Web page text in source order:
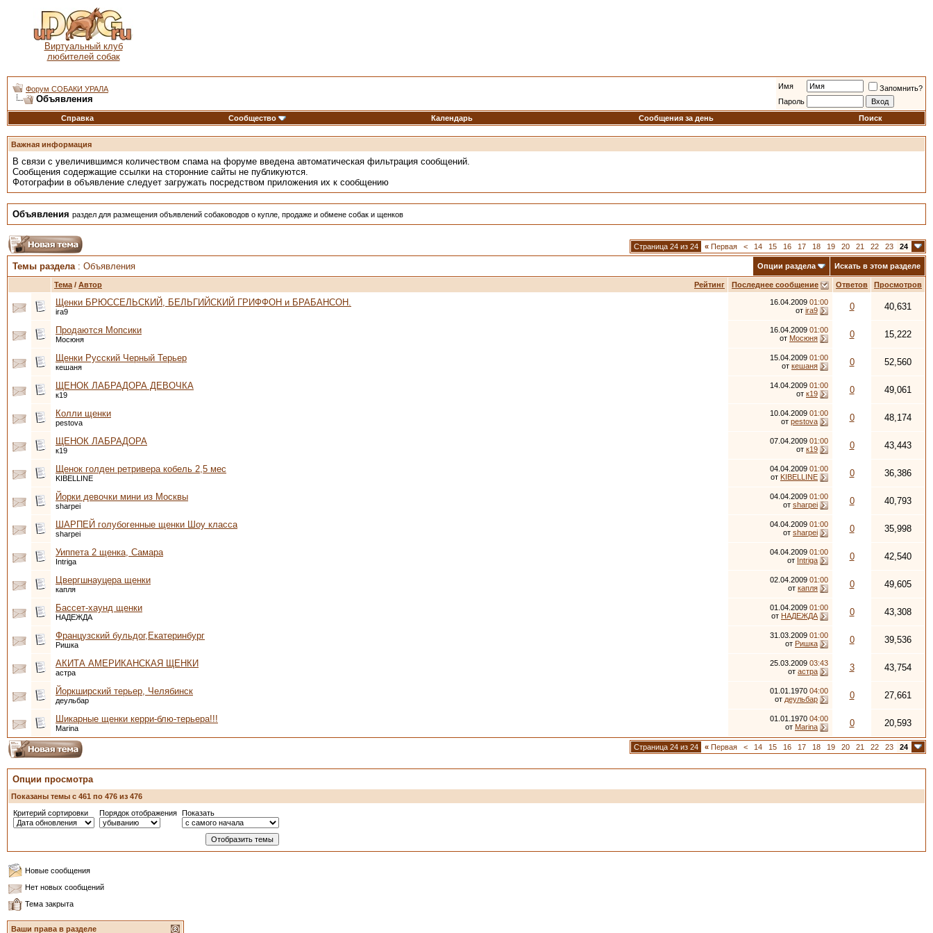
Виртуальный клуб
любителей собак
Форум СОБАКИ УРАЛА
Объявления
Имя
Запомнить?
Пароль
Справка
Сообщество Календарь Сообщения за день Поиск
Важная информация
В связи с увеличившимся количеством спама на форуме введена автоматическая фильтрация сообщений.
Сообщения содержащие ссылки на сторонние сайты не публикуются.
Фотографии в объявление следует загружать посредством приложения их к сообщению
Объявления раздел для размещения объявлений собаководов о купле, продаже и обмене собак и щенков
Страница 24 из 24 « Первая < 14 15 16 17 18 19 20 21 22 23 24
Темы раздела: Объявления Опции раздела Искать в этом разделе
Рейтинг
Тема / Автор Последнее сообщение Ответов Просмотров
Щенки БРЮССЕЛЬСКИЙ, БЕЛЬГИЙСКИЙ ГРИФФОН и БРАБАНСОН.
ira9
16.04.2009 01:00
от ira9 0 40,631
Продаются Мопсики
Мосюня
16.04.2009 01:00
от Мосюня 0 15,222
Щенки Русский Черный Терьер
кешаня
15.04.2009 01:00
от кешаня 0 52,560
ЩЕНОК ЛАБРАДОРА ДЕВОЧКА
к19
14.04.2009 01:00
от к19 0 49,061
Колли щенки
pestova
10.04.2009 01:00
от pestova 0 48,174
ЩЕНОК ЛАБРАДОРА
к19
07.04.2009 01:00
от к19 0 43,443
Щенок голден ретривера кобель 2,5 мес
KIBELLINE
04.04.2009 01:00
от KIBELLINE 0 36,386
Йорки девочки мини из Москвы
sharpei
04.04.2009 01:00
от sharpei 0 40,793
ШАРПЕЙ голубогенные щенки Шоу класса
sharpei
04.04.2009 01:00
от sharpei 0 35,998
Уиппета 2 щенка, Самара
Intriga
04.04.2009 01:00
от Intriga 0 42,540
Цвергшнауцера щенки
капля
02.04.2009 01:00
от капля 0 49,605
Бассет-хаунд щенки
НАДЕЖДА
01.04.2009 01:00
от НАДЕЖДА 0 43,308
Французский бульдог,Екатеринбург
Ришка
31.03.2009 01:00
от Ришка 0 39,536
АКИТА АМЕРИКАНСКАЯ ЩЕНКИ
астра
25.03.2009 03:43
от астра 3 43,754
Йоркширский терьер, Челябинск
деульбар
01.01.1970 04:00
от деульбар 0 27,661
Шикарные щенки керри-блю-терьера!!!
Marina
01.01.1970 04:00
от Marina 0 20,593
Страница 24 из 24 « Первая < 14 15 16 17 18 19 20 21 22 23 24
Опции просмотра
Показаны темы с 461 по 476 из 476
Критерий сортировки
Порядок отображения Показать
Новые сообщения
Нет новых сообщений
Тема закрыта
Ваши права в разделе